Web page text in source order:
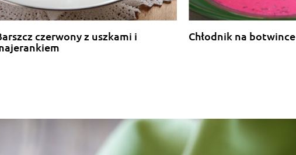
czerwony z uszkami i
Chłodnik na botwince